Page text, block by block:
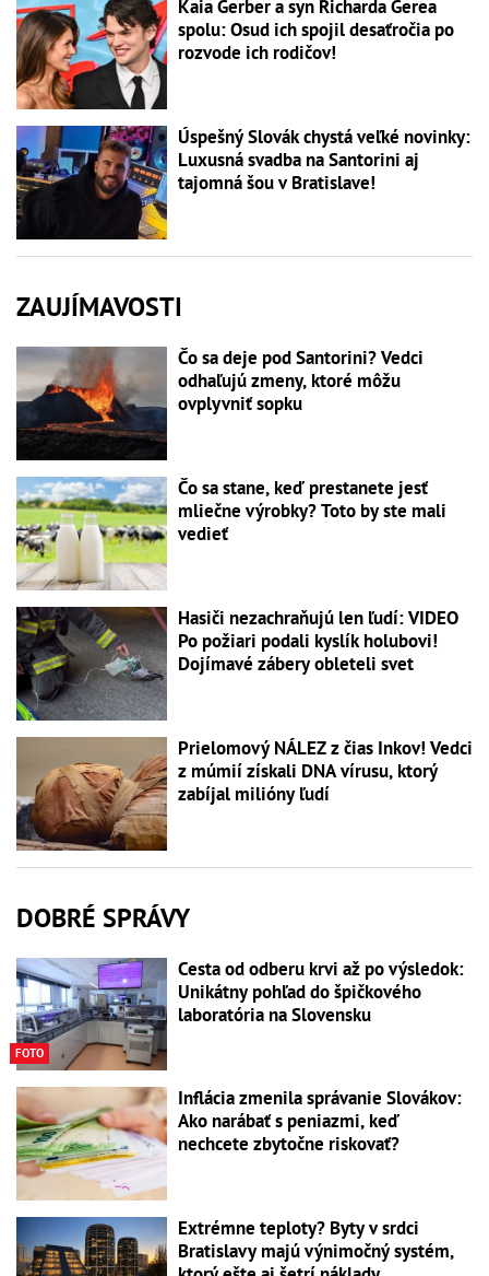
Kaia Gerber a syn Richarda Gerea
spolu: Osud ich spojil desaťročia po
rozvode ich rodičov!
Úspešný Slovák chystá veľké novinky:
Luxusná svadba na Santorini aj
tajomná šou v Bratislave!
ZAUJÍMAVOSTI
Čo sa deje pod Santorini? Vedci
odhaľujú zmeny, ktoré môžu
ovplyvniť sopku
Čo sa stane, keď prestanete jesť
mliečne výrobky? Toto by ste mali
vedieť
Hasiči nezachraňujú len ľudí: VIDEO
Po požiari podali kyslík holubovi!
Dojímavé zábery obleteli svet
Prielomový NÁLEZ z čias Inkov! Vedci
z múmií získali DNA vírusu, ktorý
zabíjal milióny ľudí
DOBRÉ SPRÁVY
FOTO
Cesta od odberu krvi až po výsledok:
Unikátny pohľad do špičkového
laboratória na Slovensku
Inflácia zmenila správanie Slovákov:
Ako narábať s peniazmi, keď
nechcete zbytočne riskovať?
Extrémne teploty? Byty v srdci
Bratislavy majú výnimočný systém,